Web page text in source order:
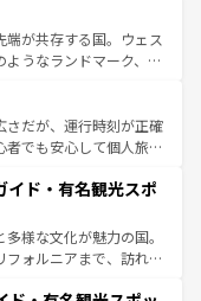
楽しみ方が可能だ。さ
溢れており、どの街角に
。パリ以外の個性あふ
飽きることがない。ベ
のアルプスの絶景、そ
た風景は必見。ビール
なお、新着の
照してほしい。
が共存する国。ウェス
うなランドマーク、歴
、優雅なアフタヌーン
い英国パブ、サッカー観
も豊富。イギリスを旅
さだが、運行時刻が正確
でも安心して個人旅行
ならではのユニークな
なく町歩きも満喫する
め物価も高いが、旅行
あり、うまく活用すれ
を参照してほしい。
イド・有名観光スポ
様な文化が魅力の国。
ォルニアまで、訪れる